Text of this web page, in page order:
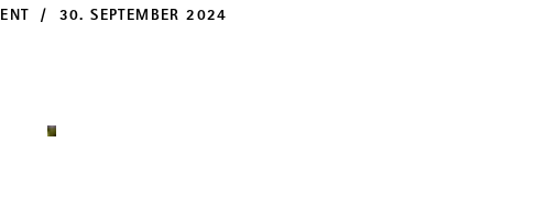
/ 30. SEPTEMBER 2024